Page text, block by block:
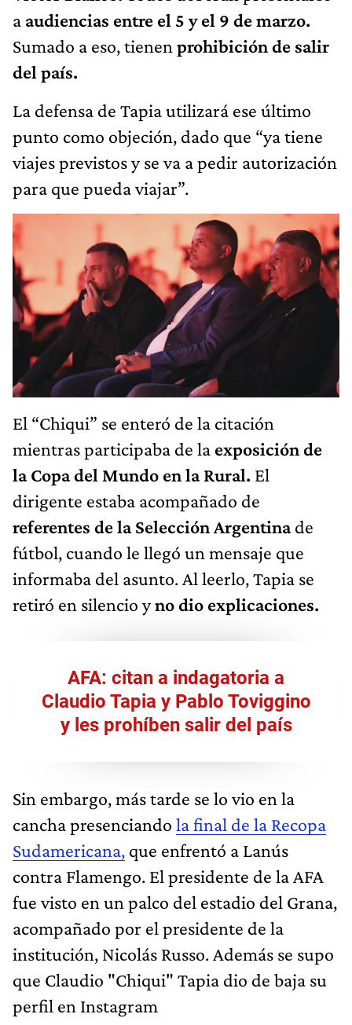
a audiencias entre el 5 y el 9 de marzo.
Sumado a eso, tienen prohibición de salir
del país.
La defensa de Tapia utilizará ese último
punto como objeción, dado que “ya tiene
viajes previstos y se va a pedir autorización
para que pueda viajar”.
El “Chiqui” se enteró de la citación
mientras participaba de la exposición de
la Copa del Mundo en la Rural. El
dirigente estaba acompañado de
referentes de la Selección Argentinade
fútbol, cuando le llegó un mensaje que
informaba del asunto. Al leerlo, Tapia se
retiró en silencio yno dio explicaciones.
AFA: citan a indagatoria a
Claudio Tapia y Pablo Toviggino
y les prohíben salir del país
Sin embargo, más tarde se lo vio en la
cancha presenciando la final de la Recopa
Sudamericana, que enfrentó a Lanús
contra Flamengo. El presidente de la AFA
fue visto en un palco del estadio del Grana,
acompañado por el presidente de la
institución, Nicolás Russo. Además se supo
que Claudio "Chiqui" Tapia dio de baja su
perfil en Instagram